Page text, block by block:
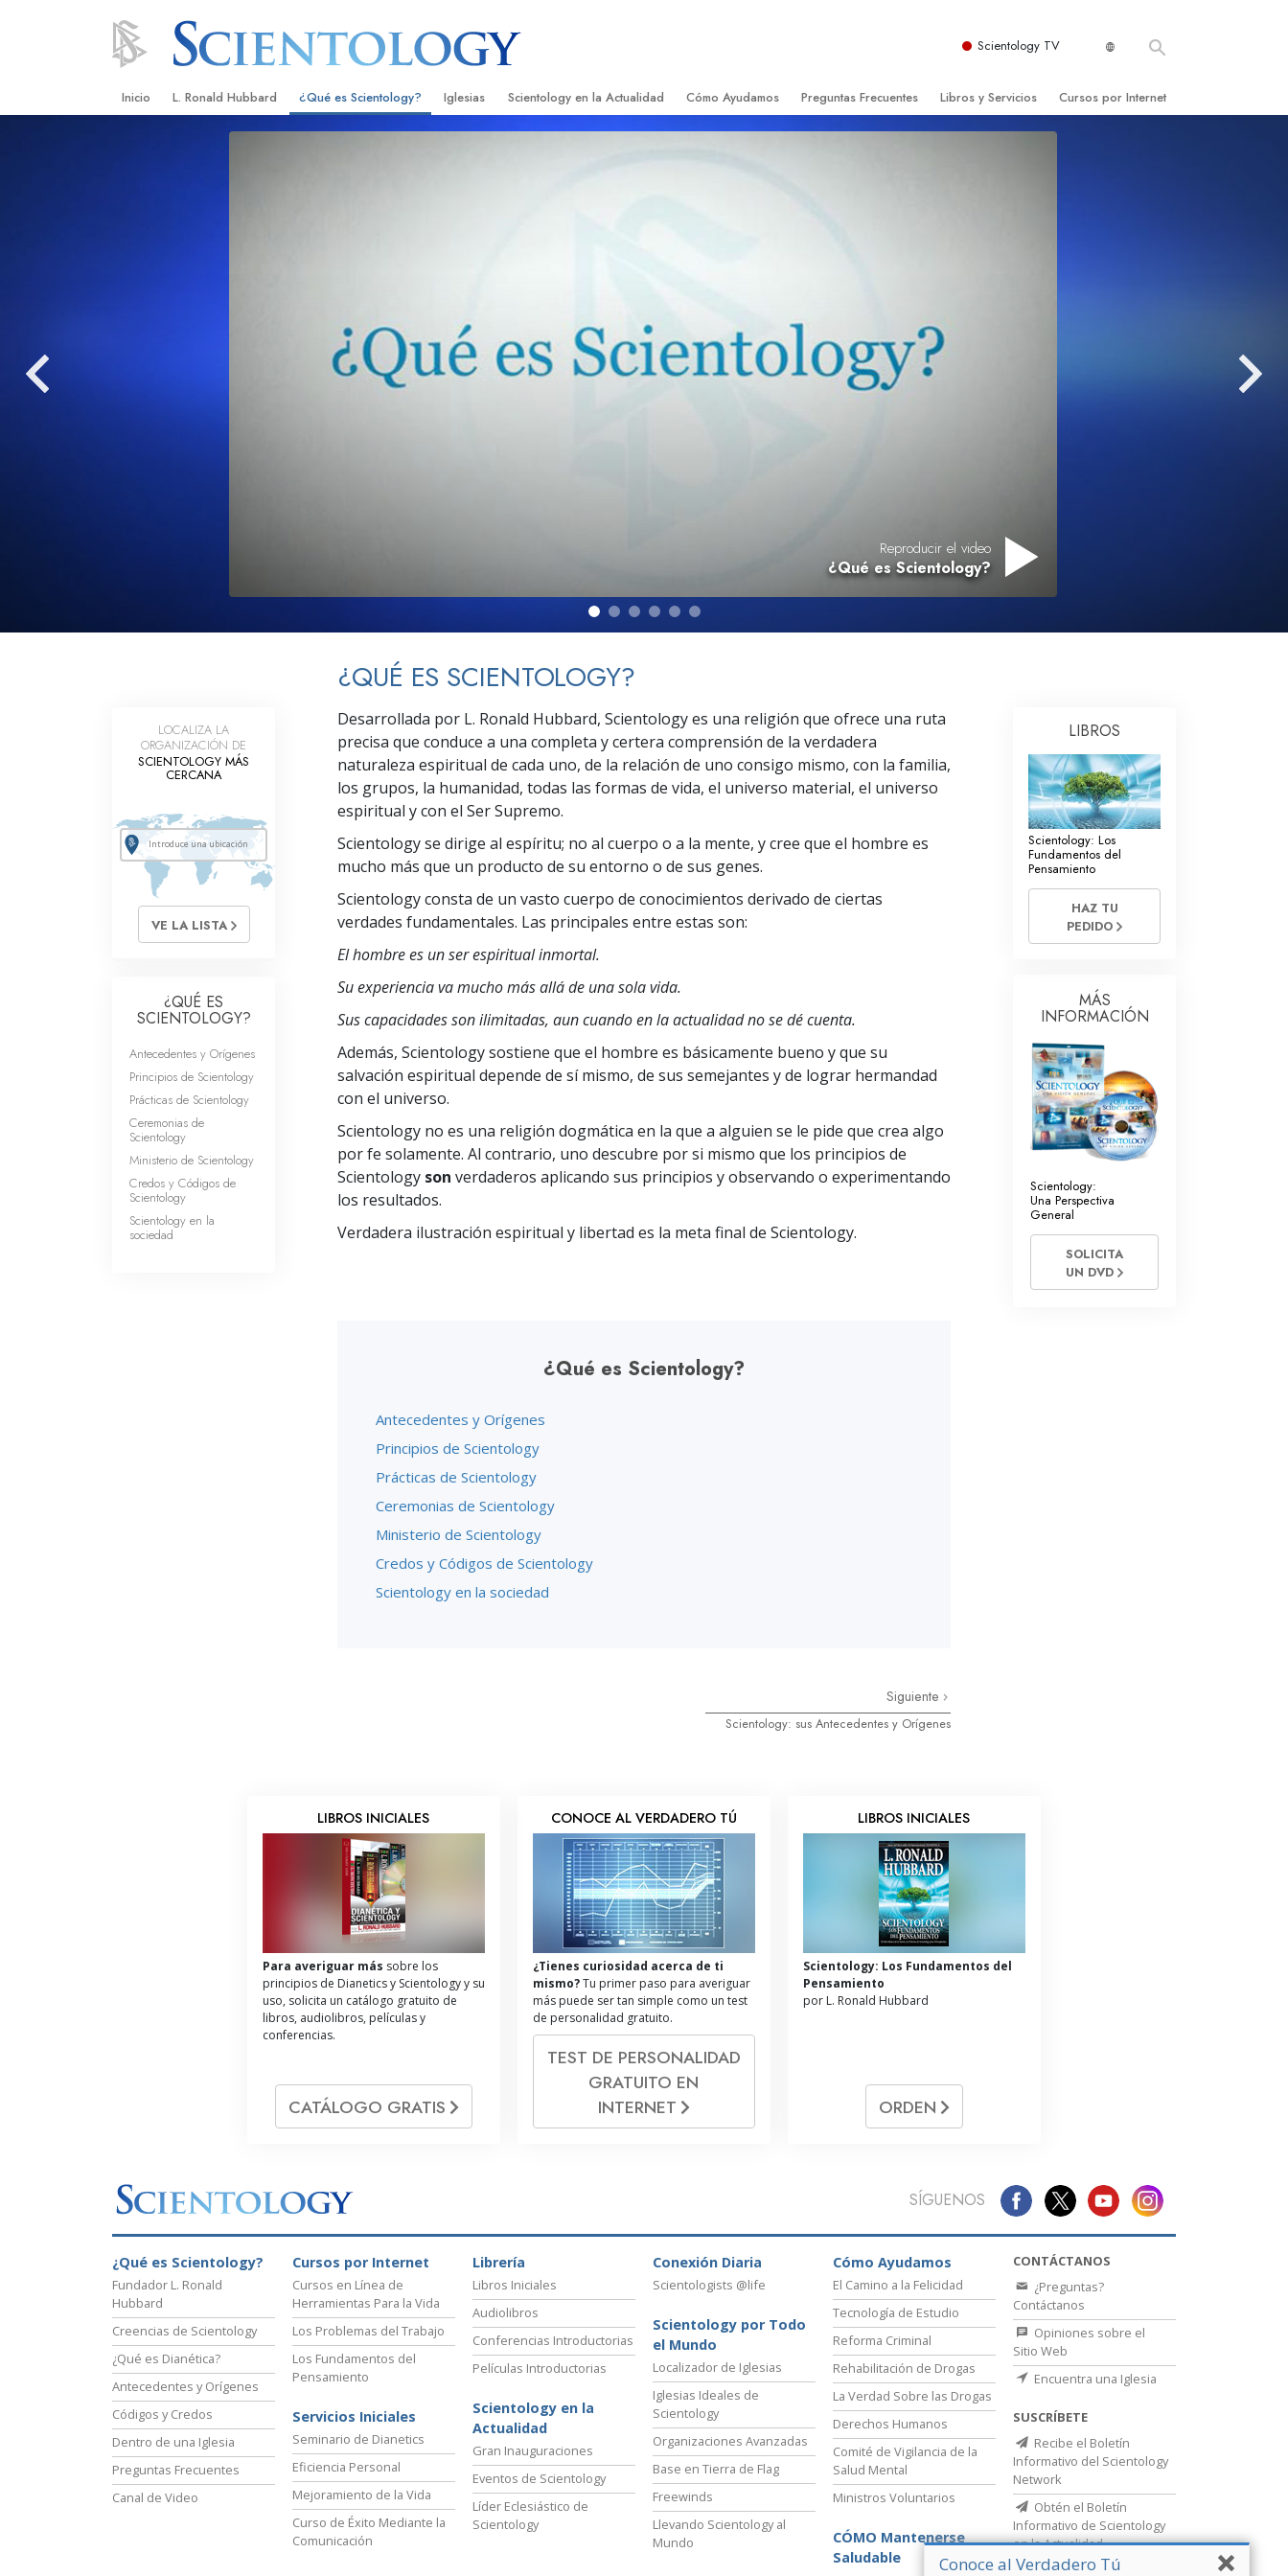
Scientology TV
Inicio L. Ronald Hubbard ¿Qué es Scientology?
Los Principios Básicos de Scientology
Una Introducción a Dianética
Iglesias
Llevando Scientology al Mundo
Scientology en la Actualidad Cómo Ayudamos
Unidos por los Derechos Humanos
Comisión de Ciudadanos por los
Preguntas Frecuentes Libros y Servicios Cursos por Internet
La Ética y las
Condiciones
Los Fundamentos de las Relaciones
Objetivos y Metas
La Tecnología de Estudio
La Comunicación
Reproducir el video
¿Qué es Scientology?
¿QUÉ ES SCIENTOLOGY?
Desarrollada por L. Ronald Hubbard, Scientology es una religión que ofrece una ruta
precisa que conduce a una completa y certera comprensión de la verdadera
naturaleza espiritual de cada uno, de la relación de uno consigo mismo, con la familia,
los grupos, la humanidad, todas las formas de vida, el universo material, el universo
espiritual y con el Ser Supremo.
Scientology se dirige al espíritu; no al cuerpo o a la mente, y cree que el hombre es
mucho más que un producto de su entorno o de sus genes.
Scientology consta de un vasto cuerpo de conocimientos derivado de ciertas
verdades fundamentales. Las principales entre estas son:
El hombre es un ser espiritual inmortal.
Su experiencia va mucho más allá de una sola vida.
Sus capacidades son ilimitadas, aun cuando en la actualidad no se dé cuenta.
Además, Scientology sostiene que el hombre es básicamente bueno y que su
salvación espiritual depende de sí mismo, de sus semejantes y de lograr hermandad
con el universo.
Scientology no es una religión dogmática en la que a alguien se le pide que crea algo
por fe solamente. Al contrario, uno descubre por si mismo que los principios de
Scientology son verdaderos aplicando sus principios y observando o experimentando
los resultados.
Verdadera ilustración espiritual y libertad es la meta final de Scientology.
¿Qué es Scientology?
Antecedentes y Orígenes
Principios de Scientology
Prácticas de Scientology
Ceremonias de Scientology
Ministerio de Scientology
Credos y Códigos de Scientology
Scientology en la sociedad
Siguiente
Scientology: sus Antecedentes y Orígenes
LOCALIZA LA
ORGANIZACIÓN DE
SCIENTOLOGY MÁS
CERCANA
VE LA LISTA
¿QUÉ ES
SCIENTOLOGY?
Antecedentes y Orígenes
Principios de Scientology
Prácticas de Scientology
Ceremonias de
Scientology
Ministerio de Scientology
Credos y Códigos de
Scientology
Scientology en la
sociedad
LIBROS
Scientology: Los
Fundamentos del
Pensamiento
HAZ TU
PEDIDO
MÁS
INFORMACIÓN
Scientology:
Una Perspectiva
General
SOLICITA
UN DVD
Conoce al Verdadero Tú
LIBROS INICIALES
Para averiguar más sobre los
principios de Dianetics y Scientology y su
uso, solicita un catálogo gratuito de
libros, audiolibros, películas y
conferencias.
CATÁLOGO GRATIS
CONOCE AL VERDADERO TÚ
¿Tienes curiosidad acerca de ti
mismo?Tu primer paso para averiguar
más puede ser tan simple como un test
de personalidad gratuito.
TEST DE PERSONALIDAD
GRATUITO EN
INTERNET
LIBROS INICIALES
Scientology: Los Fundamentos del
Pensamiento
por L. Ronald Hubbard
ORDEN
SÍGUENOS
¿Qué es Scientology?
Fundador L. Ronald
Hubbard
Creencias de Scientology
¿Qué es Dianética?
Antecedentes y Orígenes
Códigos y Credos
Dentro de una Iglesia
Preguntas Frecuentes
Canal de Video
Cursos por Internet
Cursos en Línea de
Herramientas Para la Vida
Los Problemas del Trabajo
Los Fundamentos del
Pensamiento
Servicios Iniciales
Seminario de Dianetics
Eficiencia Personal
Mejoramiento de la Vida
Curso de Éxito Mediante la
Comunicación
Librería
Libros Iniciales
Audiolibros
Conferencias Introductorias
Películas Introductorias
Scientology en la
Actualidad
Gran Inauguraciones
Eventos de Scientology
Líder Eclesiástico de
Scientology
Conexión Diaria
Scientologists @life
Scientology por Todo
el Mundo
Localizador de Iglesias
Iglesias Ideales de
Scientology
Organizaciones Avanzadas
Base en Tierra de Flag
Freewinds
Llevando Scientology al
Mundo
Cómo Ayudamos
El Camino a la Felicidad
Tecnología de Estudio
Reforma Criminal
Rehabilitación de Drogas
La Verdad Sobre las Drogas
Derechos Humanos
Comité de Vigilancia de la
Salud Mental
Ministros Voluntarios
CÓMO Mantenerse
Saludable
CONTÁCTANOS
¿Preguntas?
Contáctanos
Opiniones sobre el
Sitio Web
Encuentra una Iglesia
SUSCRÍBETE
Recibe el Boletín
Informativo del Scientology
Network
Obtén el Boletín
Informativo de Scientology
en la Actualidad